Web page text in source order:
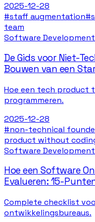
2025-12-28
#staff augmentation#
team
Software Development
De Gids voor Niet-
Bouwen van een
Hoe een tech product
programmeren.
2025-12-28
#non-technical
product without
Software Development
Hoe een Software
Evalueren: 15-
Complete checklist
ontwikkelingsbureaus.